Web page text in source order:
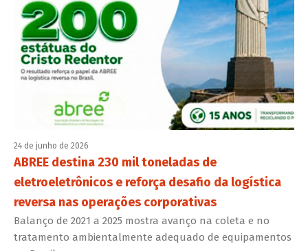
24 de junho de 2026
ABREE destina 230 mil toneladas de
eletroeletrônicos e reforça desafio da logística
reversa nas operações corporativas
Balanço de 2021 a 2025 mostra avanço na coleta e no
tratamento ambientalmente adequado de equipamentos